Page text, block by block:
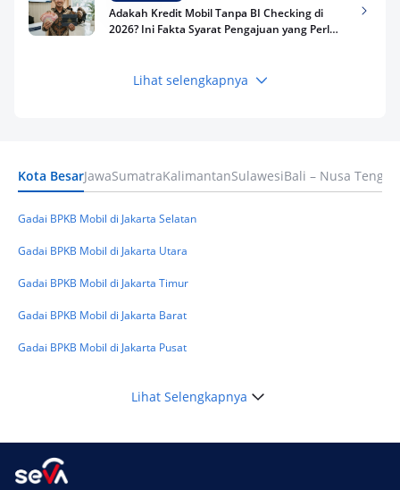
Adakah Kredit Mobil Tanpa BI Checking di
2026? Ini Fakta Syarat Pengajuan yang Perlu
Keuangan
Keuangan
Masuk BI Checking? Simak Peraturan
Lihat selengkapnya
Kota BesarJawaSumatraKalimantanSulawesiBali – Nusa
Gadai BPKB Mobil di Jakarta Selatan
Gadai BPKB Mobil di Jakarta Utara
Gadai BPKB Mobil di Jakarta Timur
Gadai BPKB Mobil di Jakarta Barat
Gadai BPKB Mobil di Jakarta Pusat
Lihat Selengkapnya